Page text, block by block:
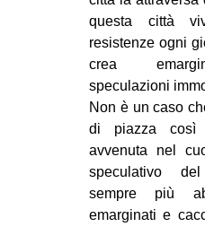
questa città
resistenze ogni
crea
speculazioni
Non è un caso
di piazza così
avvenuta nel
speculativo
sempre più
emarginati e